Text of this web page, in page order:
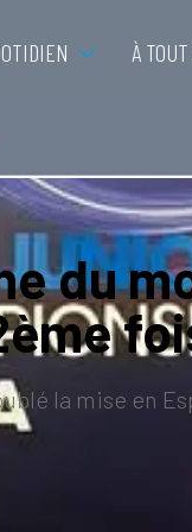
À TOUT
du
la mise en